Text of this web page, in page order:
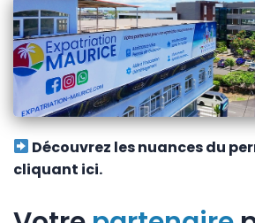
Découvrez les nuances du
cliquant ici.